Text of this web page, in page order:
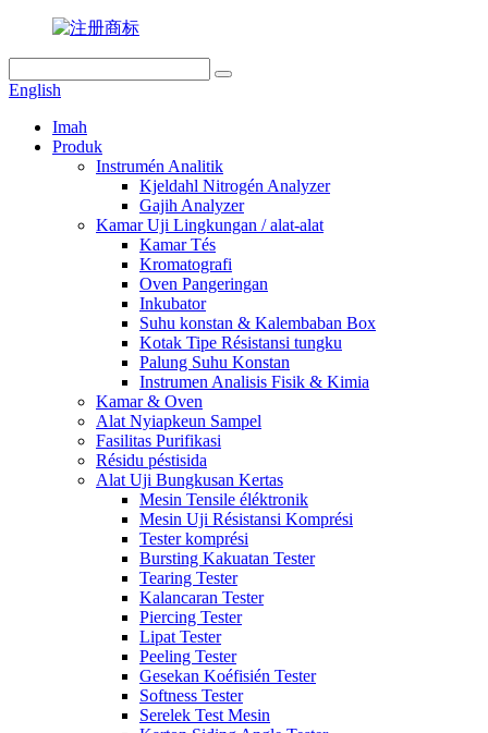
English
Imah
Produk
Instrumén Analitik
Kjeldahl Nitrogén Analyzer
Gajih Analyzer
Kamar Uji Lingkungan / alat-alat
Kamar Tés
Kromatografi
Oven Pangeringan
Inkubator
Suhu konstan & Kalembaban Box
Kotak Tipe Résistansi tungku
Palung Suhu Konstan
Instrumen Analisis Fisik & Kimia
Kamar & Oven
Alat Nyiapkeun Sampel
Fasilitas Purifikasi
Résidu péstisida
Alat Uji Bungkusan Kertas
Mesin Tensile éléktronik
Mesin Uji Résistansi Komprési
Tester komprési
Bursting Kakuatan Tester
Tearing Tester
Kalancaran Tester
Piercing Tester
Lipat Tester
Peeling Tester
Gesekan Koéfisién Tester
Softness Tester
Serelek Test Mesin